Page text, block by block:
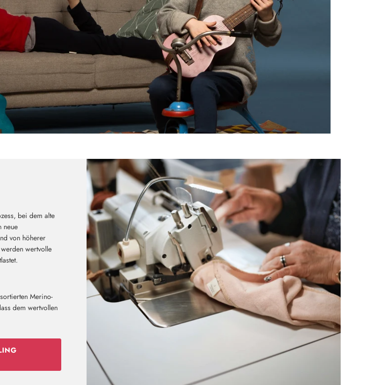
bei dem alte
neue
von höherer
wertvolle
Merino-
dem wertvollen
Newsletter an und erhalte einen 10%
auf deine erste Bestellung
ABSCHICKEN